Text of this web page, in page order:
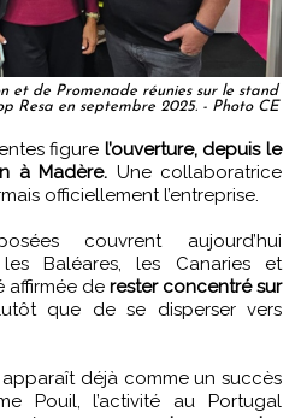
et de Promenade réunies sur le stand
Resa en septembre 2025. - Photo CE
figure l’ouverture, depuis le
à Madère. Une collaboratrice
officiellement l’entreprise.
couvrent aujourd’hui
Baléares, les Canaries et
affirmée de rester concentré sur
que de se disperser vers
déjà comme un succès
Pouil, l’activité au Portugal